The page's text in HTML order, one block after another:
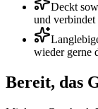
Deckt
und verbindet
wieder gerne
Bereit, das